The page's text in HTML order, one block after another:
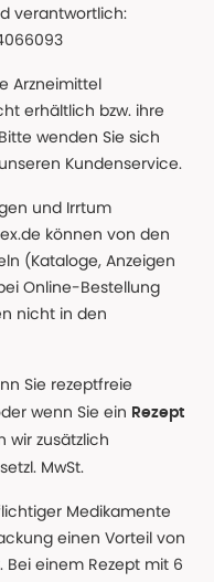
verantwortlich:
Arzneimittel
erhältlich bzw. ihre
wenden Sie sich
Kundenservice.
und Irrtum
können von den
(Kataloge, Anzeigen
Online-Bestellung
nicht in den
Sie rezeptfreie
wenn Sie ein Rezept
wir zusätzlich
MwSt.
Medikamente
einen Vorteil von
einem Rezept mit 6